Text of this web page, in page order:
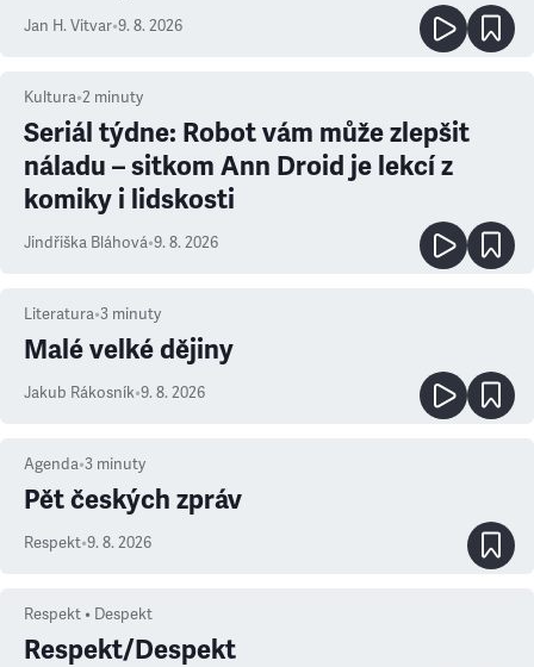
Jan H. Vitvar•9. 8. 2026
Kultura•2 minuty
Seriál týdne: Robot vám může zlepšit
náladu – sitkom Ann Droid je lekcí z
komiky i lidskosti
Jindřiška Bláhová•9. 8. 2026
Literatura•3 minuty
Malé velké dějiny
Jakub Rákosník•9. 8. 2026
Agenda•3 minuty
Pět českých zpráv
Respekt•9. 8. 2026
Respekt • Despekt
Respekt/Despekt